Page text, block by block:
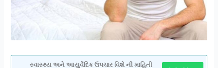
સ્વાસ્થ્ય અને આયુર્વેદિક ઉપચાર વિશે ની માહિતી